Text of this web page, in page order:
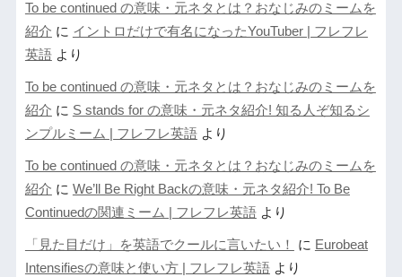
To be continued の意味・元ネタとは？おなじみのミームを
紹介 に イントロだけで有名になったYouTuber | フレフレ
英語より
To be continued の意味・元ネタとは？おなじみのミームを
紹介 に S stands for の意味・元ネタ紹介! 知る人ぞ知るシ
ンプルミーム | フレフレ英語より
To be continued の意味・元ネタとは？おなじみのミームを
紹介 に We’ll Be Right Backの意味・元ネタ紹介! To Be
Continuedの関連ミーム | フレフレ英語より
「見た目だけ」を英語でクールに言いたい！ に Eurobeat
Intensifiesの意味と使い方 | フレフレ英語より